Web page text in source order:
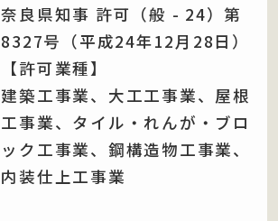
奈良県知事 許可（般 - 24）第
8327号（平成24年12月28日）
【許可業種】
建築工事業、大工工事業、屋根
工事業、タイル・れんが・ブロ
ック工事業、鋼構造物工事業、
内装仕上工事業